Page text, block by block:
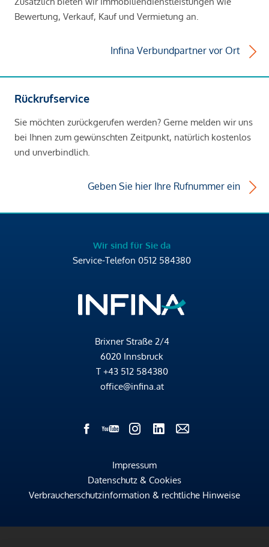
Bewertung, Verkauf, Kauf und Vermietung an.
Infina Verbundpartner vor Ort
Rückrufservice
Sie möchten zurückgerufen werden? Gerne melden wir uns
bei Ihnen zum gewünschten Zeitpunkt, natürlich kostenlos
und unverbindlich.
Geben Sie hier Ihre Rufnummer ein
Wir sind für Sie da
Service-Telefon 0512 584380
Brixner Straße 2/4
6020 Innsbruck
T +43 512 584380
office@infina.at
Impressum
Datenschutz & Cookies
Verbraucherschutzinformation & rechtliche Hinweise